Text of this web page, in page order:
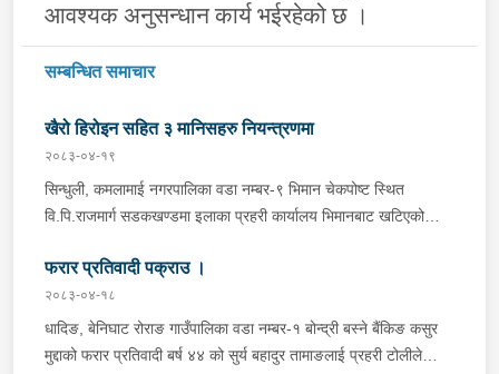
आवश्यक अनुसन्धान कार्य भईरहेको छ ।
सम्बन्धित समाचार
खैरो हिरोइन सहित ३ मानिसहरु नियन्त्रणमा
२०८३-०४-१९
सिन्धुली, कमलामाई नगरपालिका वडा नम्बर-९ भिमान चेकपोष्ट स्थित
वि.पि.राजमार्ग सडकखण्डमा इलाका प्रहरी कार्यालय भिमानबाट खटिएको
बर्दिवासको संयुक्त टोलीले मोरङबाट काठमाण्डौ तर्फ जाँदै गरेको चालक
सिन्धुली कमलामाई नगरपालिका वडा नम्बर- १२ बस्ने बर्ष अन्दाजी-२९ को
चन्द्र बहादुर माझीले चलाएको म.प्र. व०४-००१ ज ००८६ नं. को
यात्रुबाहक E.V. हायसमा सवार जिल्ला सिराह मिर्चैया नगरपालिका-५ बस्ने
फरार प्रतिवादी पक्राउ ।
२०८३-०४-१८
धादिङ, बेनिघाट रोराङ गाउँपालिका वडा नम्बर-१ बोन्द्री बस्ने बैंकिङ कसुर
मुद्दाको फरार प्रतिवादी बर्ष ४४ को सुर्य बहादुर तामाङलाई प्रहरी टोलीले